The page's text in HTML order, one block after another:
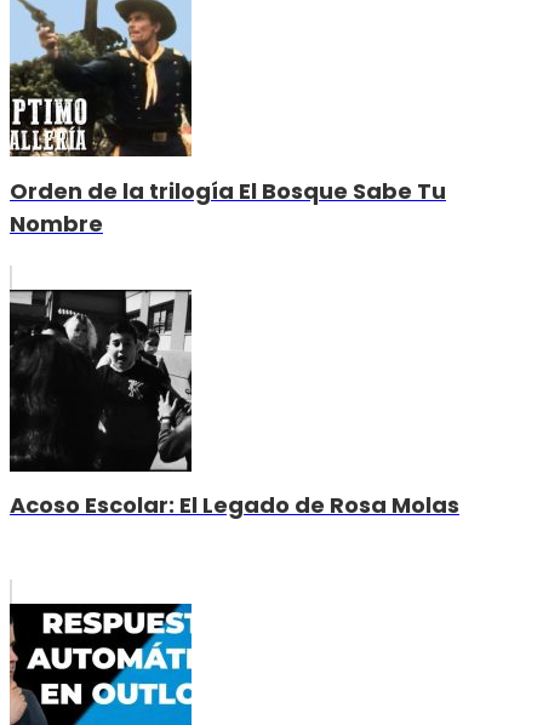
Orden de la trilogía El Bosque Sabe Tu
Nombre
Acoso Escolar: El Legado de Rosa Molas